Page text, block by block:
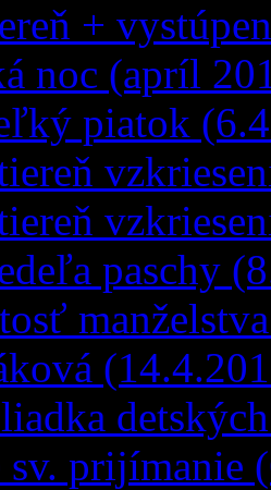
+
noc (apríl
piatok
paschy
sv. prijímanie